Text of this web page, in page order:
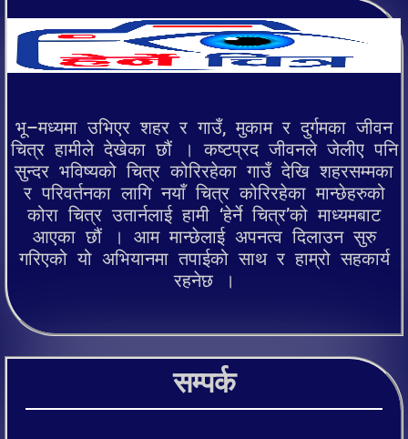
भू–मध्यमा उभिएर शहर र गाउँ, मुकाम र दुर्गमका जीवन
चित्र हामीले देखेका छौं । कष्टप्रद जीवनले जेलीए पनि
सुन्दर भविष्यको चित्र कोरिरहेका गाउँ देखि शहरसम्मका
र परिवर्तनका लागि नयाँ चित्र कोरिरहेका मान्छेहरुको
कोरा चित्र उतार्नलाई हामी ‘हेर्ने चित्र’को माध्यमबाट
आएका छौं । आम मान्छेलाई अपनत्व दिलाउन सुरु
गरिएको यो अभियानमा तपाईको साथ र हाम्रो सहकार्य
रहनेछ ।
सम्पर्क